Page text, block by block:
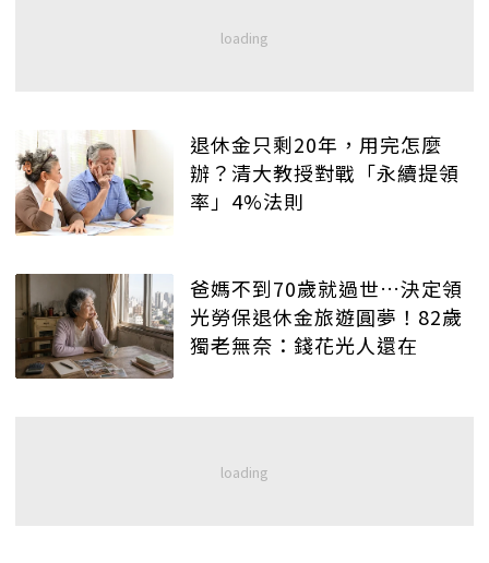
退休金只剩20年，用完怎麼
辦？清大教授對戰「永續提領
率」4%法則
爸媽不到70歲就過世…決定領
光勞保退休金旅遊圓夢！82歲
獨老無奈：錢花光人還在